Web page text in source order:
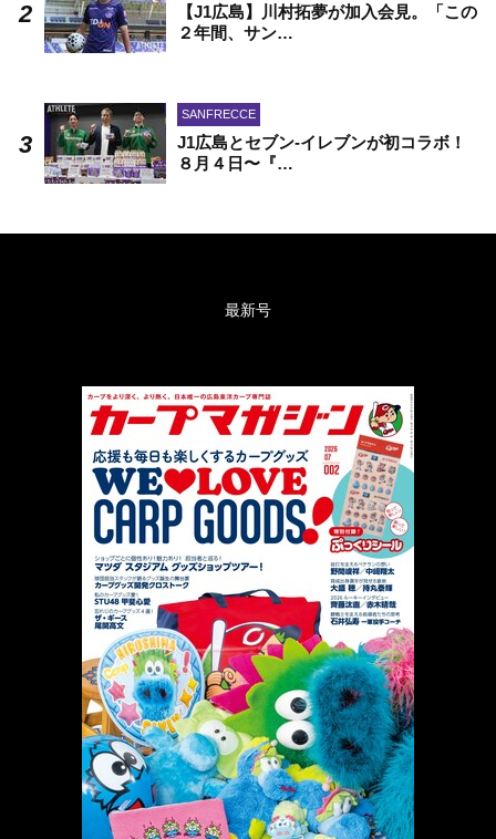
【J1広島】川村拓夢が加入会見。「この
２年間、サン…
SANFRECCE
J1広島とセブン-イレブンが初コラボ！
８月４日〜『…
最新号